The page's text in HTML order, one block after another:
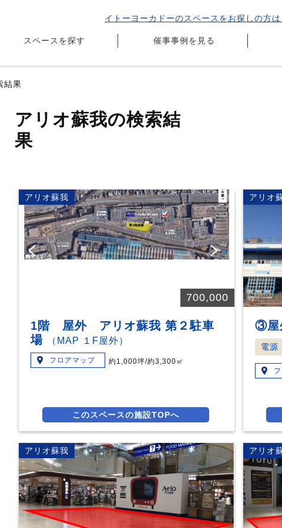
イトーヨーカドーのスペースをお探しの方は
スペースを探す 催事事例を見る
結果
アリオ蘇我の検索結
果
アリオ蘇我
700,000
Pr
evi
Ne
xt
1階 屋外 アリオ蘇我 第２駐車
場
（MAP １F屋外）
フロアマップ 約1,000坪/約3,300㎡
このスペースの施設TOPへ
アリオ
③屋
電源
アリオ蘇我 アリオ